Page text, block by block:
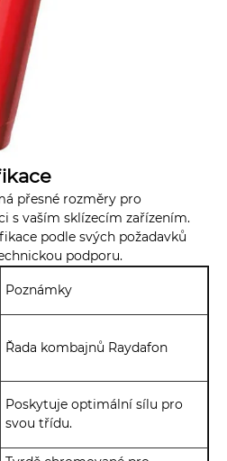
přesné rozměry pro
s vaším sklízecím zařízením.
podle svých požadavků
podporu.
Poznámky
Řada kombajnů Raydafon
Poskytuje optimální sílu pro
svou třídu.